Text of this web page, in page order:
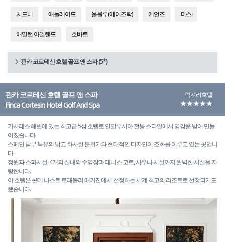
시드니 애들레이드 울룰루(에어즈락) 케언즈 퍼스
해밀턴 아일랜드 호바트
핀카 코르테신 호텔 골프 앤 스파 (5*)
핀카 코르테신 호텔 골프 앤 스파
Finca Cortesin Hotel Golf And Spa
럭셔리호텔
★★★★★
카사레스 해변에 있는 최고급 5성 호텔로 안달루시아 전통 스타일에서 영감을 받아 만들
어졌습니다.
스페인 남부 특유의 밝고 화사한 분위기와 현대적인 디자인이 조화를 이루고 있는 곳입니
다.
정원과 스파시설, 4개의 실내외 수영장과 테니스 코트, 사우나 시설까지 완벽한 시설을 자
랑합니다.
이 호텔은 콘데 나스트 트래블러 매거진에서 선정하는 세계 최고의 리조트로 선정되기도
했습니다.